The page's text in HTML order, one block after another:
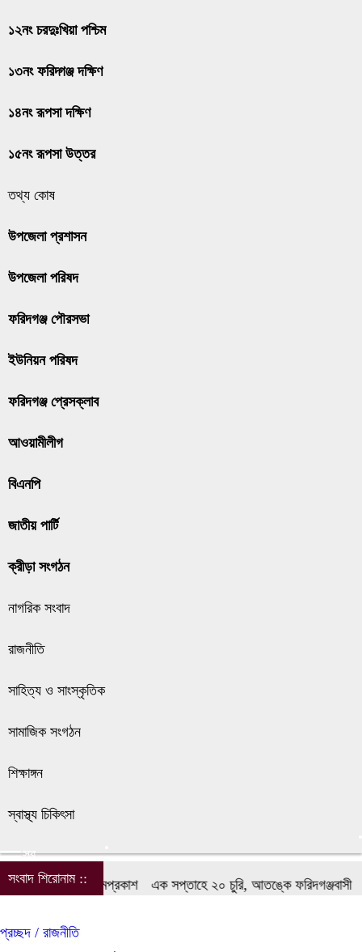
১২নং চরদুঃখিয়া পশ্চিম
১৩নং ফরিদ্গঞ্জ দক্ষিণ
১৪নং রূপসা দক্ষিণ
১৫নং রূপসা উত্তর
তথ্য কোষ
উপজেলা প্রশাসন
উপজেলা পরিষদ
ফরিদগঞ্জ পৌরসভা
ইউনিয়ন পরিষদ
ফরিদগঞ্জ প্রেসক্লাব
আওয়ামীলীগ
বিএনপি
জাতীয় পার্টি
ক্রীড়া সংগঠন
নাগরিক সংবাদ
রাজনীতি
সাহিত্য ও সাংস্কৃতিক
সামাজিক সংগঠন
শিক্ষাঙ্গন
স্বাস্থ্য চিকিৎসা
সব
সংবাদ শিরোনাম ::
ফোরামের আত্মপ্রকাশ এক সপ্তাহে ২০ চুরি, আতঙ্কে ফরিদগঞ্জবাসী
প্রচ্ছদ / রাজনীতি